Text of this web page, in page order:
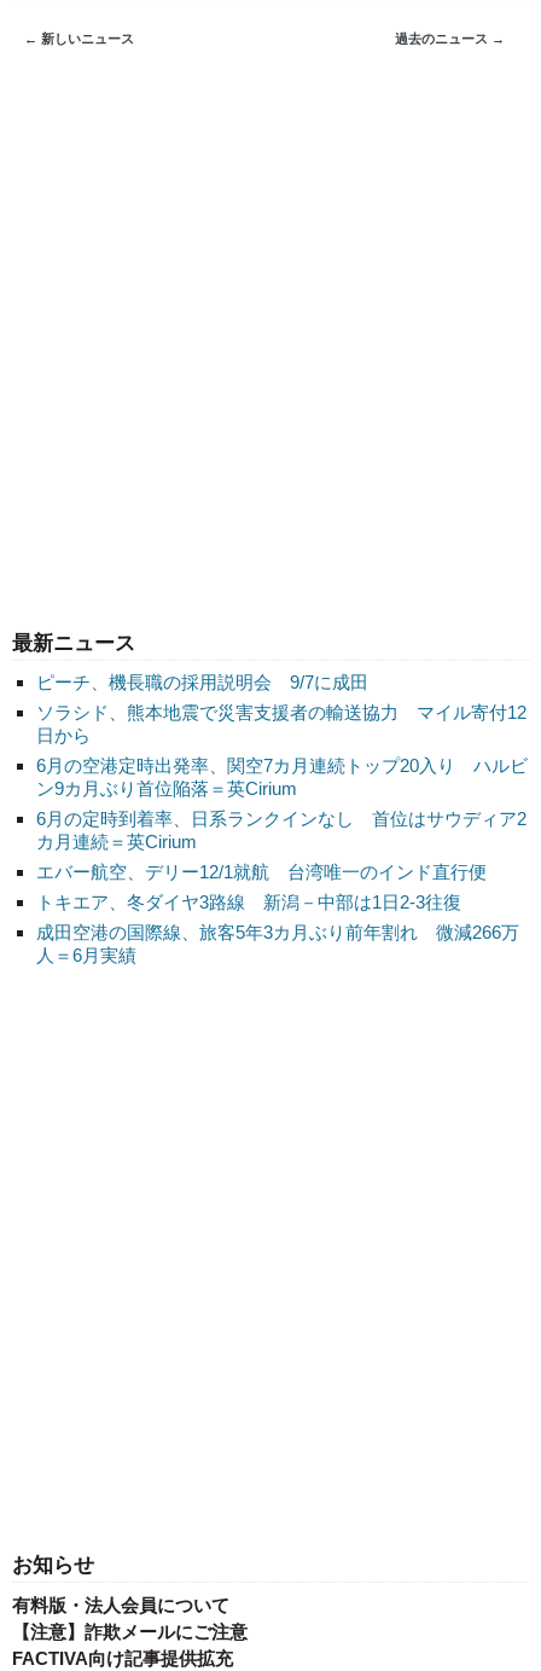
← 新しいニュース 過去のニュース →
最新ニュース
ピーチ、機長職の採用説明会 9/7に成田
ソラシド、熊本地震で災害支援者の輸送協力 マイル寄付12
日から
6月の空港定時出発率、関空7カ月連続トップ20入り ハルビ
ン9カ月ぶり首位陥落＝英Cirium
6月の定時到着率、日系ランクインなし 首位はサウディア2
カ月連続＝英Cirium
エバー航空、デリー12/1就航 台湾唯一のインド直行便
トキエア、冬ダイヤ3路線 新潟－中部は1日2-3往復
成田空港の国際線、旅客5年3カ月ぶり前年割れ 微減266万
人＝6月実績
お知らせ
有料版・法人会員について
【注意】詐欺メールにご注意
FACTIVA向け記事提供拡充